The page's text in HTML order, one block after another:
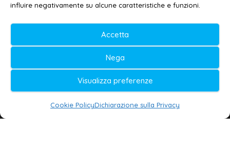
influire negativamente su alcune caratteristiche e funzioni.
Accetta
Nega
Visualizza preferenze
Cookie PolicyDichiarazione sulla Privacy
Testata iscritta al n. 11/2020 Registro della
Stampa Tribunale di Lecce
Editore e direttore responsabile:
Daniele G. Masciullo